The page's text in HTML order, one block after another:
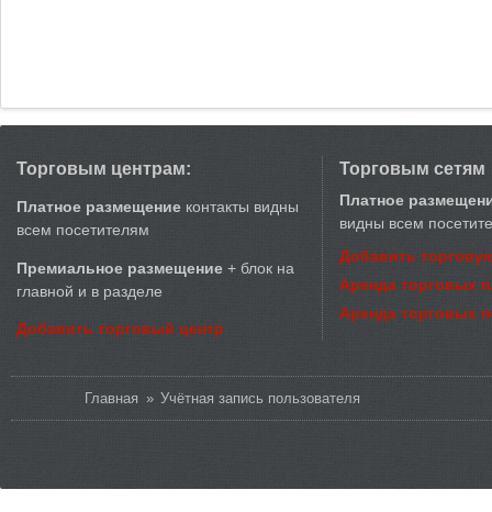
Торговым центрам:
Платное размещение контакты видны
всем посетителям
Премиальное размещение + блок на
главной и в разделе
Добавить торговый центр
Торговым сетям
Платное
видны всем
Добавить
Аренда торговых
Аренда торговых
Главная » Учётная запись пользователя